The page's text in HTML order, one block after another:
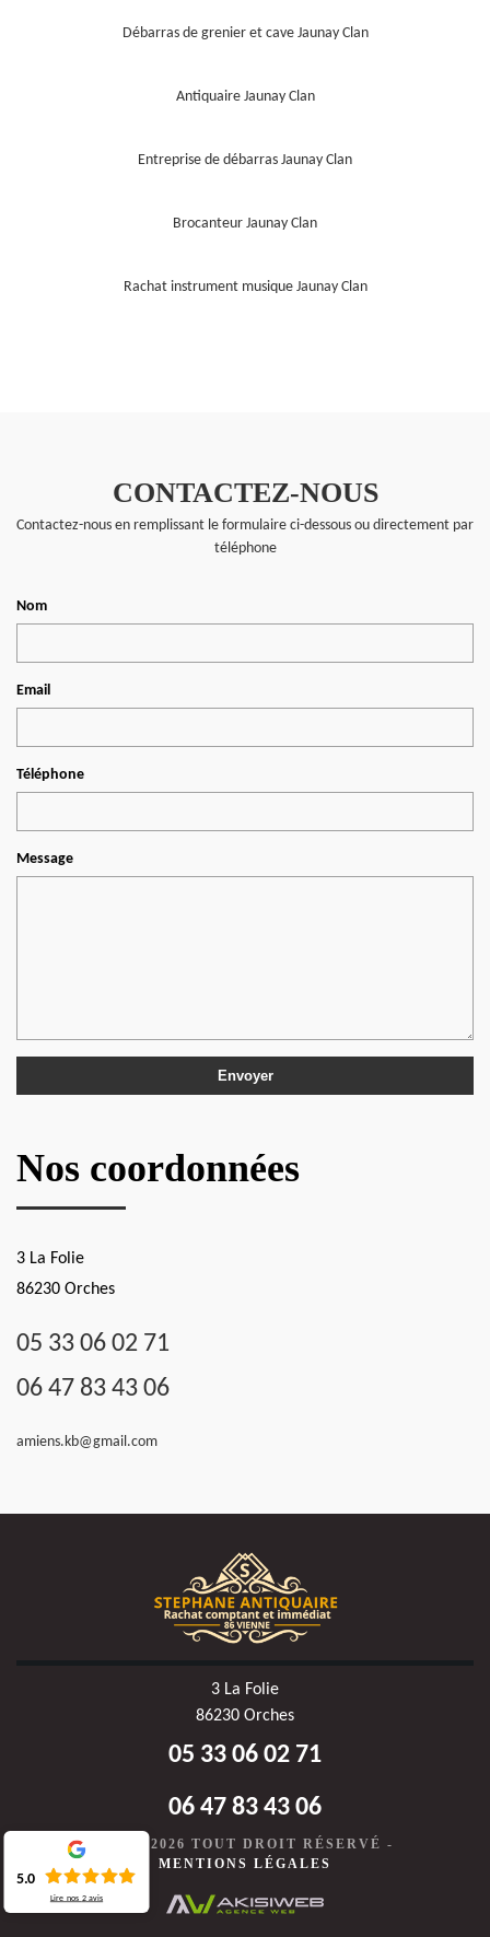
Débarras de grenier et cave Jaunay Clan
Antiquaire Jaunay Clan
Entreprise de débarras Jaunay Clan
Brocanteur Jaunay Clan
Rachat instrument musique Jaunay Clan
CONTACTEZ-NOUS
Contactez-nous en remplissant le formulaire ci-dessous ou directement par
téléphone
Nom
Email
Téléphone
Message
Nos coordonnées
3 La Folie
86230 Orches
05 33 06 02 71
06 47 83 43 06
amiens.kb@gmail.com
3 La Folie
86230 Orches
05 33 06 02 71
06 47 83 43 06
©2020-2026 TOUT DROIT RÉSERVÉ -
MENTIONS LÉGALES
5.0
Lire nos 2avis